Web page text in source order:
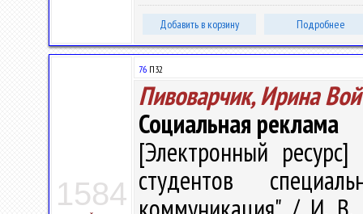
Добавить в корзину Подробнее
1584
76 П32
Пивоварчик, Ирина
Социальная реклама
[Электронный
студентов